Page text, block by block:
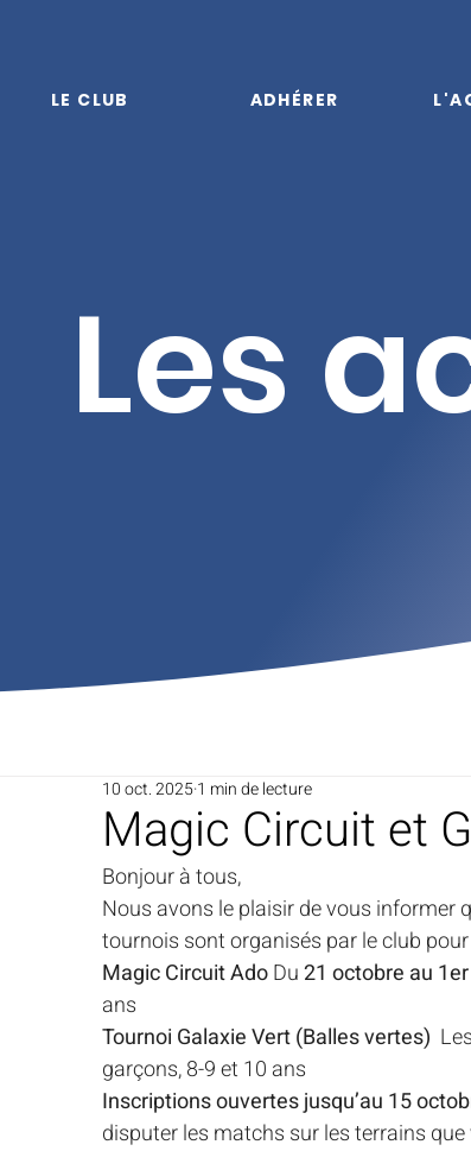
LE CLUB ADHÉRER
Les
Magic Circuit et
10 oct. 20251 min de lecture
Bonjour à tous,
Nous avons le plaisir de vous informer
tournois sont organisés par le club pour
Magic Circuit Ado Du 21 octobre au
ans
Tournoi Galaxie Vert (Balles vertes) Les
garçons, 8-9 et 10 ans
Inscriptions ouvertes jusqu’au 15
disputer les matchs sur les terrains